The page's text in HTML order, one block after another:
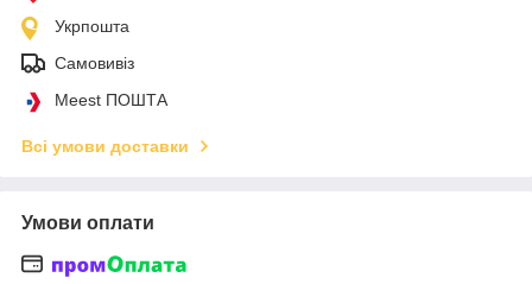
Укрпошта
Самовивіз
Meest ПОШТА
Всі умови доставки
Умови оплати